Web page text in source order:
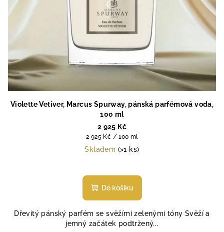
Violette Vetiver, Marcus Spurway, pánská parfémová voda,
100 ml
2 925 Kč
Měrná
cena:
2 925 Kč / 100 ml
Skladem (>1 ks)
Do košíku
Dřevitý pánský parfém se svěžími zelenými tóny Svěží a
jemný začátek podtržený...